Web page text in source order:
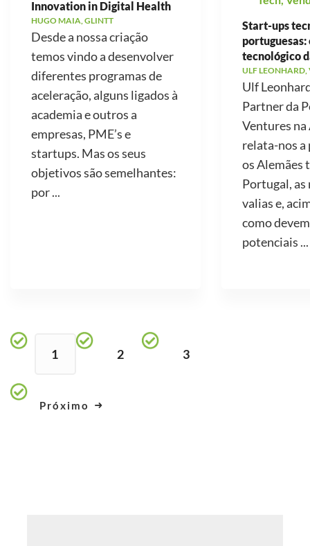
Innovation in Digital Health
HUGO MAIA, GLINTT
Desde a nossa criação
temos vindo a desenvolver
diferentes programas de
aceleração, alguns ligados à
academia e outros a
empresas, PME’s e
startups. Mas os seus
objetivos são semelhantes:
por ...
Start-ups
portuguesas:
tecnológico
ULF LEONHARD,
Ulf
Partner da
Ventures na
relata-nos a
os Alemães
Portugal, as
valias e,
como
potenciais ...
1 2 3
Próximo